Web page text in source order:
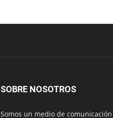
SOBRE NOSOTROS
Somos un medio de